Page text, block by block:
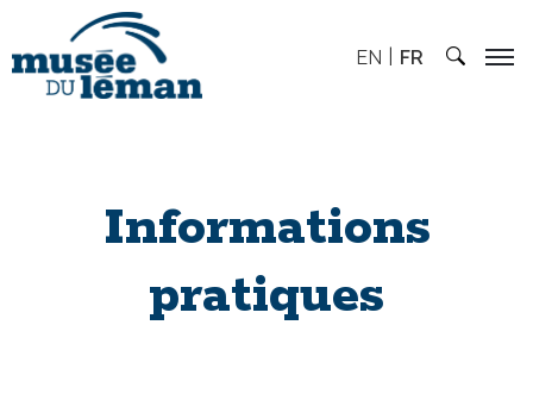
FR
EN
Informations
pratiques